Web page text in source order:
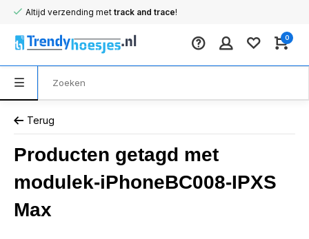
Altijd verzending met track and trace!
0
Terug
Producten getagd met
modulek-iPhoneBC008-IPXS
Max